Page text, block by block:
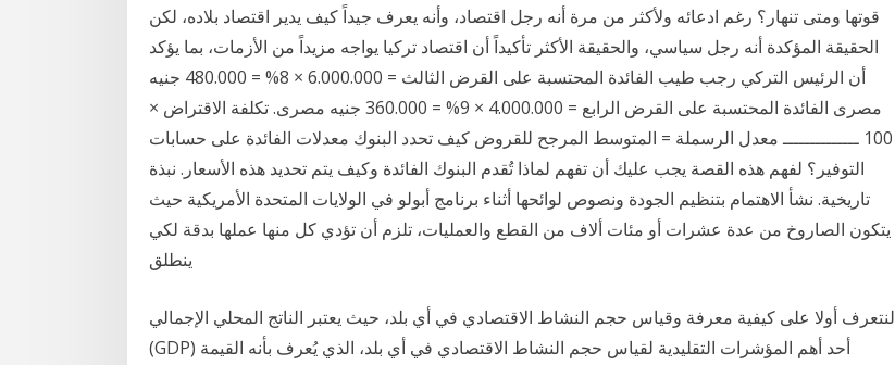
قوتها ومتى تنهار؟ رغم ادعائه ولأكثر من مرة أنه رجل اقتصاد، وأنه يعرف جيداً كيف يدير اقتصاد بلاده، لكن
الحقيقة المؤكدة أنه رجل سياسي، والحقيقة الأكثر تأكيداً أن اقتصاد تركيا يواجه مزيداً من الأزمات، بما يؤكد
أن الرئيس التركي رجب طيب الفائدة المحتسبة على القرض الثالث = 6.000.000 × 8% = 480.000 جنيه
مصرى الفائدة المحتسبة على القرض الرابع = 4.000.000 × 9% = 360.000 جنيه مصرى. تكلفة الاقتراض ×
100 ــــــــــــــ معدل الرسملة = المتوسط المرجح للقروض كيف تحدد البنوك معدلات الفائدة على حسابات
التوفير؟ لفهم هذه القصة يجب عليك أن تفهم لماذا تُقدم البنوك الفائدة وكيف يتم تحديد هذه الأسعار. نبذة
تاريخية. نشأ الاهتمام بتنظيم الجودة ونصوص لوائحها أثناء برنامج أبولو في الولايات المتحدة الأمريكية حيث
يتكون الصاروخ من عدة عشرات أو مئات ألاف من القطع والعمليات، تلزم أن تؤدي كل منها عملها بدقة لكي
ينطلق
لنتعرف أولا على كيفية معرفة وقياس حجم النشاط الاقتصادي في أي بلد، حيث يعتبر الناتج المحلي الإجمالي
(GDP) أحد أهم المؤشرات التقليدية لقياس حجم النشاط الاقتصادي في أي بلد، الذي يُعرف بأنه القيمة